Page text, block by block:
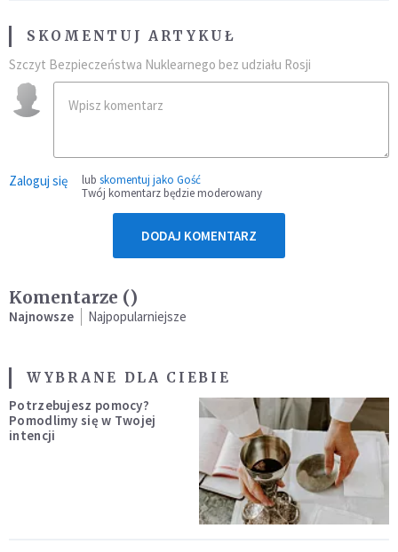
SKOMENTUJ ARTYKUŁ
Szczyt Bezpieczeństwa Nuklearnego bez udziału Rosji
Zaloguj się lub skomentuj jako Gość
Twój komentarz będzie moderowany
DODAJ KOMENTARZ
Komentarze ()
Najnowsze Najpopularniejsze
WYBRANE DLA CIEBIE
Potrzebujesz pomocy?
Pomodlimy się w Twojej
intencji